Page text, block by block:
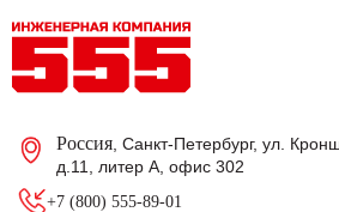
Россия , Санкт-Петербург, ул.
д.11, литер А, офис 302
+7 (800) 555-89-01